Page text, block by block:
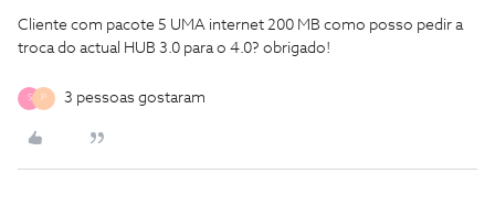
Cliente com pacote 5 UMA internet 200 MB como posso pedir a
troca do actual HUB 3.0 para o 4.0? obrigado!
S P 3 pessoas gostaram